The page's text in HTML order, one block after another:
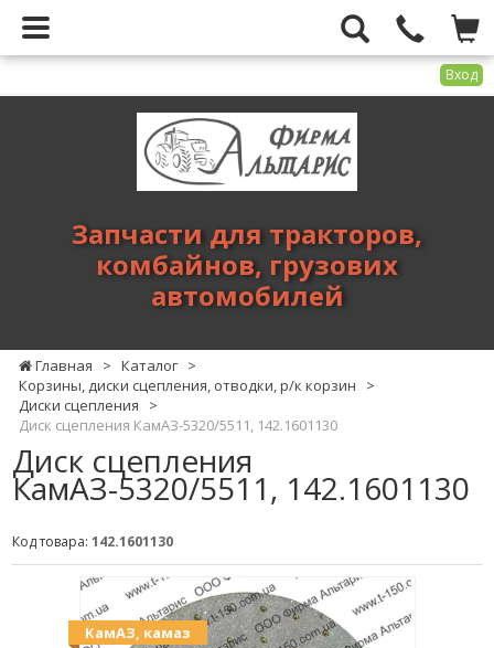
Вход
тракторов,
комбайнов,
Запчасти для тракторов,
комбайнов, грузових
автомобилей
Главная > Каталог >
Корзины, диски сцепления, отводки, р/к корзин
>
Диски сцепления
>
Диск сцепления КамАЗ-5320/5511, 142.1601130
Диск сцепления
КамАЗ-5320/5511, 142.1601130
Код товара: 142.1601130
КамАЗ, камаз